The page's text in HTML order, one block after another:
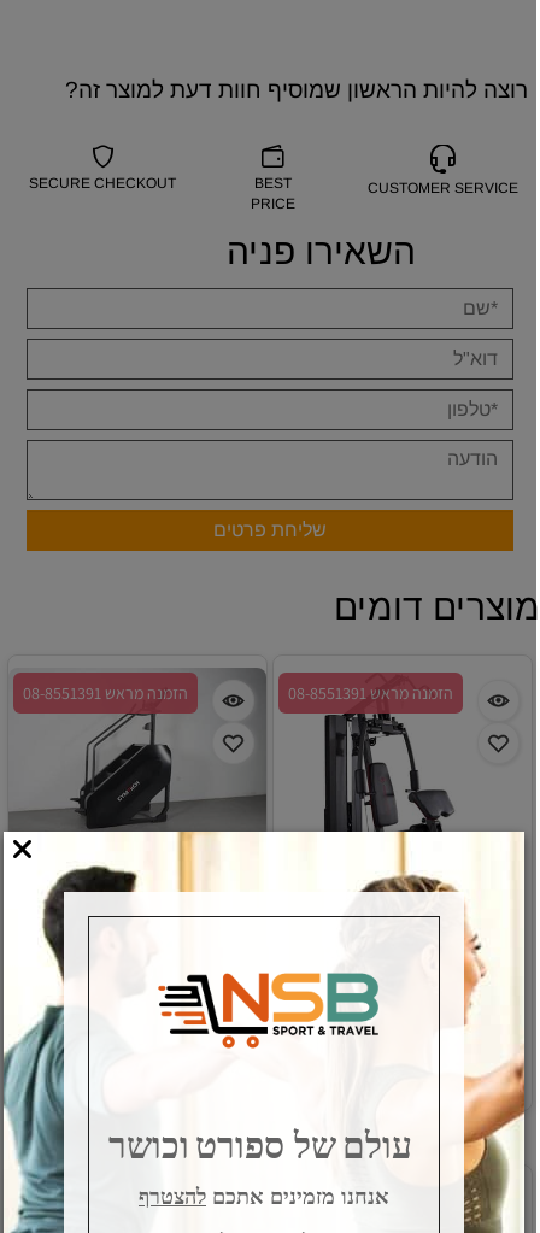
רוצה להיות הראשון שמוסיף חוות דעת למוצר זה?
CUSTOMER SERVICE
BEST
PRICE
SECURE CHECKOUT
השאירו פניה
דומים
הזמנה מראש 08-8551391
מולטי טריינר Marcy
E-MKM81
הזמנה מראש 08-8551391
מכשיר מדרגות מקצועי
T-STAIRTFTT
כולל התקנה הזמנה מראש 08-8551391
עולם של ספורט וכושר
אנחנו מזמינים אתכם להצטרף